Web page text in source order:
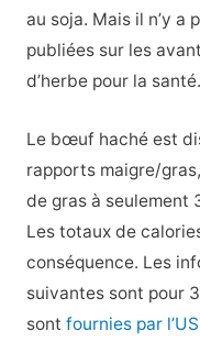
au soja. Mais il n’y a
publiées sur les
d’herbe pour la santé.
Le bœuf haché est
rapports maigre/
de gras à seulement
Les totaux de
conséquence. Les
suivantes sont pour
sont fournies par